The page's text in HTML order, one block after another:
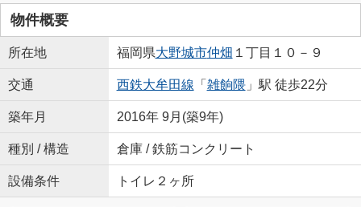
物件概要
所在地 福岡県大野城市仲畑 １丁目１０－９
交通 西鉄大牟田線 「 雑餉隈」駅 徒歩22分
築年月 2016年 9月(築9年)
種別 / 構造 倉庫 / 鉄筋コンクリート
設備条件 トイレ２ヶ所